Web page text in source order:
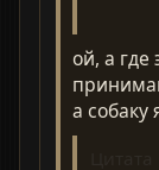
ой, а где
а собаку